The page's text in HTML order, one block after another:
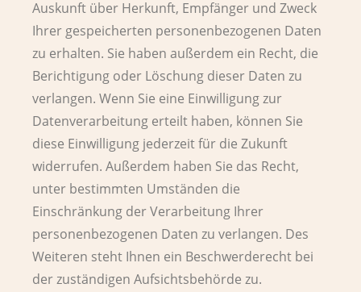
Auskunft über Herkunft, Empfänger und Zweck
Ihrer gespeicherten personenbezogenen Daten
zu erhalten. Sie haben außerdem ein Recht, die
Berichtigung oder Löschung dieser Daten zu
verlangen. Wenn Sie eine Einwilligung zur
Datenverarbeitung erteilt haben, können Sie
diese Einwilligung jederzeit für die Zukunft
widerrufen. Außerdem haben Sie das Recht,
unter bestimmten Umständen die
Einschränkung der Verarbeitung Ihrer
personenbezogenen Daten zu verlangen. Des
Weiteren steht Ihnen ein Beschwerderecht bei
der zuständigen Aufsichtsbehörde zu.